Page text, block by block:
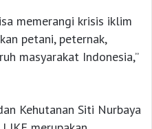
memerangi krisis iklim
petani, peternak,
masyarakat Indonesia,”
Kehutanan Siti Nurbaya